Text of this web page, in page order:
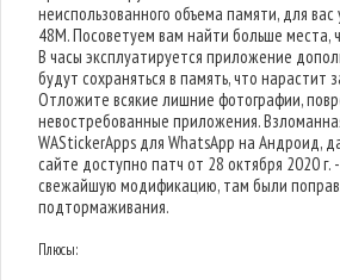
неиспользованного объема памяти, для
48M. Посоветуем вам найти больше места,
В часы эксплуатируется приложение
будут сохраняться в память, что
Отложите всякие лишние фотографии,
невостребованные приложения.
WAStickerApps для WhatsApp на Андроид,
сайте доступно патч от 28 октября 2020 г.
свежайшую модификацию, там были
подтормаживания.
Плюсы: